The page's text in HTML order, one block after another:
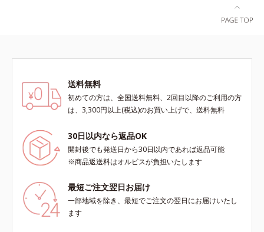
送料無料
初めての方は、全国送料無料、2回目以降のご利用の方
は、3,300円以上(税込)のお買い上げで、送料無料
30日以内なら返品OK
開封後でも発送日から30日以内であれば返品可能
※商品返送料はオルビスが負担いたします
最短ご注文翌日お届け
一部地域を除き、最短でご注文の翌日にお届けいたし
ます